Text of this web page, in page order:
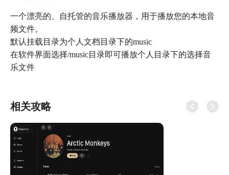
一个漂亮的、自托管的音乐播放器，用于播放您的本地音
频文件。
默认挂载目录为个人文档目录下的music
在软件界面选择/music目录即可播放个人目录下的选择音
乐文件
相关攻略